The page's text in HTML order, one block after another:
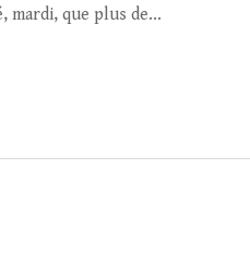
mardi, que plus de...